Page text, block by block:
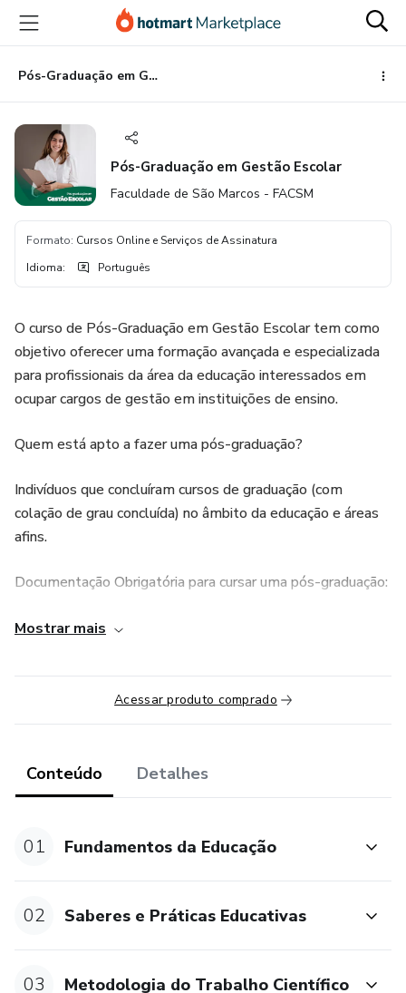
para
conteúdo
principal
para
pagamento
para
rodapé
Pós-Graduação em Gestão Escolar
Pós-Graduação em Gestão Escolar
Faculdade de São Marcos - FACSM
Formato: Cursos Online e Serviços de Assinatura
Idioma: Português
O curso de Pós-Graduação em Gestão Escolar tem como
objetivo oferecer uma formação avançada e especializada
para profissionais da área da educação interessados em
ocupar cargos de gestão em instituições de ensino.
Quem está apto a fazer uma pós-graduação?
Indivíduos que concluíram cursos de graduação (com
colação de grau concluída) no âmbito da educação e áreas
afins.
Documentação Obrigatória para cursar uma pós-graduação:
Cópia RG
Cópia CPF
Cópia Registro Civil
Cópia Histórico da Graduação
endereço de e-mail
documentos.hotmart@faculdadesaomarcos.com.br dentro
Mostrar mais
Acessar produto comprado
Conteúdo Detalhes
01 Fundamentos da Educação
02 Saberes e Práticas Educativas
03 Metodologia do Trabalho Científico